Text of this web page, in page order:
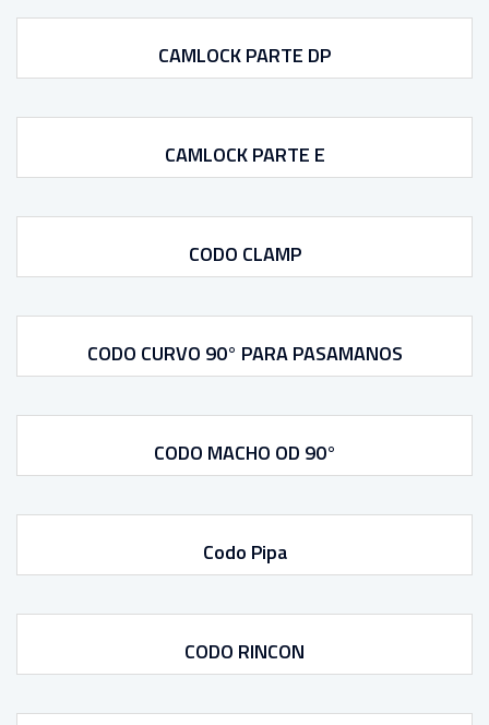
CAMLOCK PARTE DP
CAMLOCK PARTE E
CODO CLAMP
CODO CURVO 90° PARA PASAMANOS
CODO MACHO OD 90°
Codo Pipa
CODO RINCON